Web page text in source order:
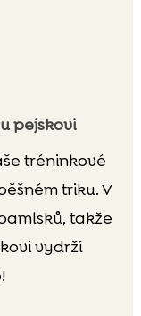
pejskovi
tréninkové
triku. V
takže
vydrží